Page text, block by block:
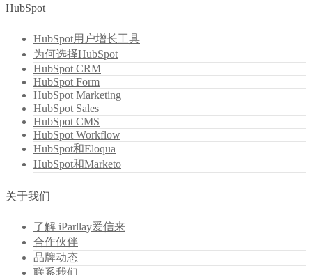
HubSpot
HubSpot用户增长工具
为何选择HubSpot
HubSpot CRM
HubSpot Form
HubSpot Marketing
HubSpot Sales
HubSpot CMS
HubSpot Workflow
HubSpot和Eloqua
HubSpot和Marketo
关于我们
了解 iParllay爱信来
合作伙伴
品牌动态